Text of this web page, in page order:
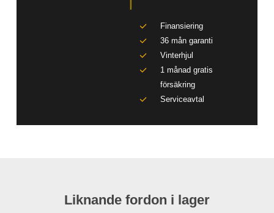
Finansiering
36 mån garanti
Vinterhjul
1 månad gratis
försäkring
Serviceavtal
Liknande fordon i lager